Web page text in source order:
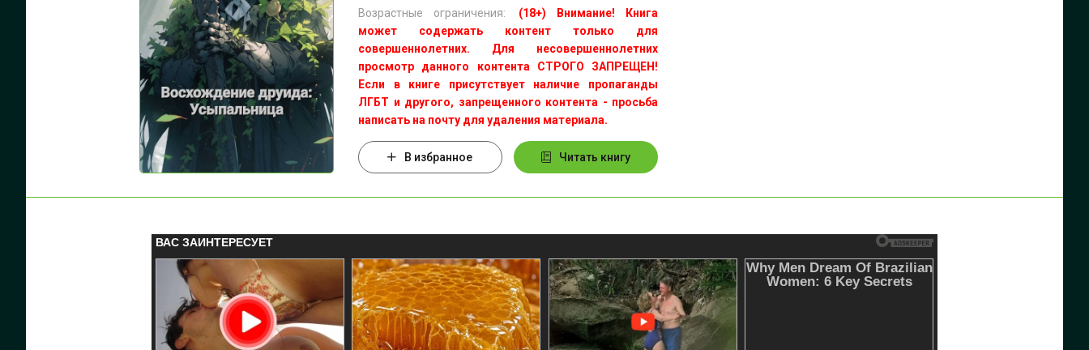
Возрастные ограничения:
(18+) Внимание! Книга
может содержать контент только для
совершеннолетних. Для несовершеннолетних
просмотр данного контента СТРОГО ЗАПРЕЩЕН!
Если в книге присутствует наличие пропаганды
ЛГБТ и другого, запрещенного контента - просьба
написать на почту для удаления материала.
В избранное Читать книгу